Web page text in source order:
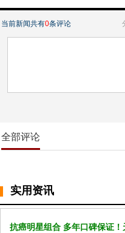
当前新闻共有0条评论
全部评论
实用资讯
抗癌明星组合 多年口碑保证